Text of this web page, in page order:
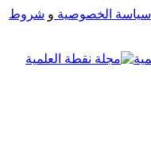
سياسة الخصوصية و شروط